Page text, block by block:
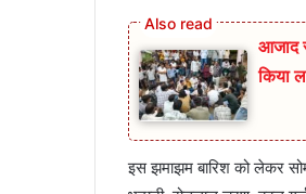
आजाद
किया
इस झमाझम बारिश को लेकर